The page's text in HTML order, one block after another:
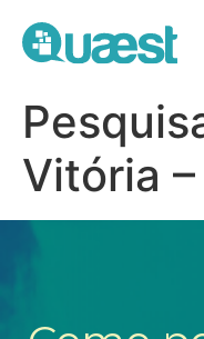
Vitória